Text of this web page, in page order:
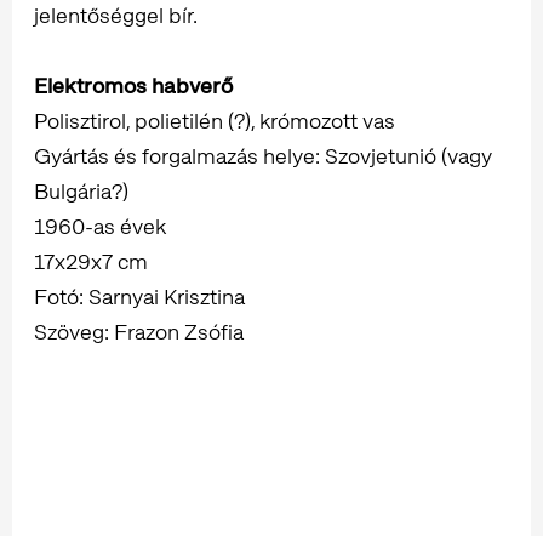
jelentőséggel bír.
Elektromos habverő
Polisztirol, polietilén (?), krómozott vas
Gyártás és forgalmazás helye: Szovjetunió (vagy
Bulgária?)
1960-as évek
17x29x7 cm
Fotó: Sarnyai Krisztina
Szöveg: Frazon Zsófia